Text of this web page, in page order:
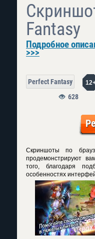
Fantasy
Подробное
>>>
Perfect Fantasy
628
Скриншоты по
продемонстрируют
того, благодаря
особенностях